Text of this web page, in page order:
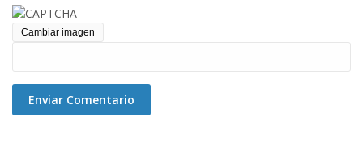
Cambiar imagen
Enviar Comentario